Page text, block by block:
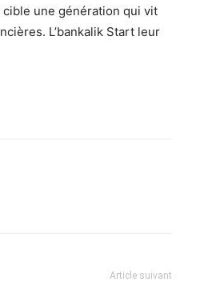
une génération qui vit
L’bankalik Start leur
Article suivant